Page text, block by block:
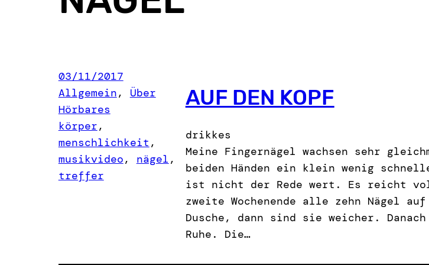
03/11/2017
Allgemein, Über
Hörbares
körper
menschlichkeit
musikvideo, nägel
treffer
AUF DEN KOPF
drikkes
Meine Fingernägel wachsen sehr
beiden Händen ein klein wenig
ist nicht der Rede wert. Es reicht
zweite Wochenende alle zehn Nägel
Dusche, dann sind sie weicher.
Ruhe. Die…